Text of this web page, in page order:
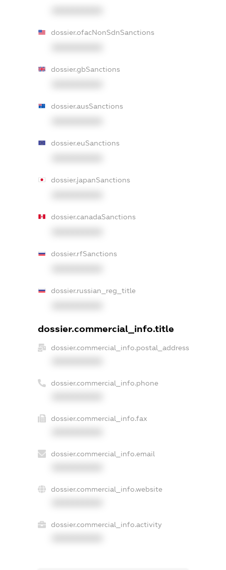
dossier.ofacNonSdnSanctions
dossier.gbSanctions
dossier.ausSanctions
dossier.euSanctions
dossier.japanSanctions
dossier.canadaSanctions
dossier.rfSanctions
dossier.russian_reg_title
dossier.commercial_info.title
dossier.commercial_info.postal_address
dossier.commercial_info.phone
dossier.commercial_info.fax
dossier.commercial_info.email
dossier.commercial_info.website
dossier.commercial_info.activity